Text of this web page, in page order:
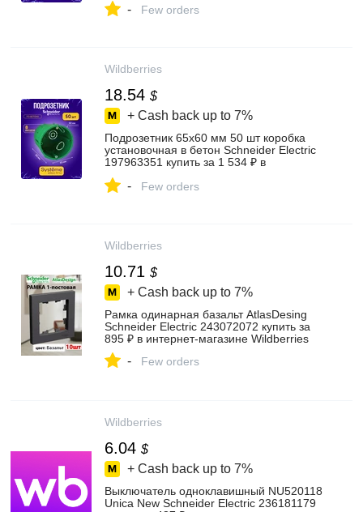
- Few orders
Wildberries
18.54 $
+ Cash back up to 7%
Подрозетник 65x60 мм 50 шт коробка
установочная в бетон Schneider Electric
197963351 купить за 1 534 ₽ в
- Few orders
Wildberries
10.71 $
+ Cash back up to 7%
Рамка одинарная базальт AtlasDesing
Schneider Electric 243072072 купить за
895 ₽ в интернет‑магазине Wildberries
- Few orders
Wildberries
6.04 $
+ Cash back up to 7%
Выключатель одноклавишный NU520118
Unica New Schneider Electric 236181179